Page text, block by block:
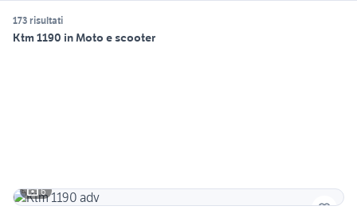
173 risultati
Ktm 1190 in Moto e scooter
6